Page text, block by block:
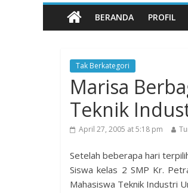
BERANDA PROFIL
Tak Berkategori
Marisa
Teknik
April 27, 2005 at 5:18 pm
Setelah beberapa hari
Siswa kelas 2 SMP Kr.
Mahasiswa Teknik Industri